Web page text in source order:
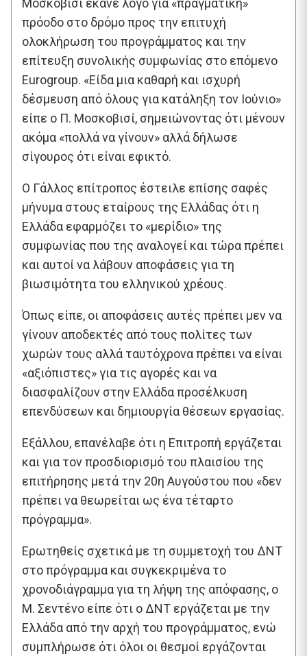
Μοσκοβισί έκανε λόγο για «πραγματική»
πρόοδο στο δρόμο προς την επιτυχή
ολοκλήρωση του προγράμματος και την
επίτευξη συνολικής συμφωνίας στο επόμενο
Eurogroup. «Είδα μια καθαρή και ισχυρή
δέσμευση από όλους για κατάληξη τον Ιούνιο»
είπε ο Π. Μοσκοβισί, σημειώνοντας ότι μένουν
ακόμα «πολλά να γίνουν» αλλά δήλωσε
σίγουρος ότι είναι εφικτό.
Ο Γάλλος επίτροπος έστειλε επίσης σαφές
μήνυμα στους εταίρους της Ελλάδας ότι η
Ελλάδα εφαρμόζει το «μερίδιο» της
συμφωνίας που της αναλογεί και τώρα πρέπει
και αυτοί να λάβουν αποφάσεις για τη
βιωσιμότητα του ελληνικού χρέους.
Όπως είπε, οι αποφάσεις αυτές πρέπει μεν να
γίνουν αποδεκτές από τους πολίτες των
χωρών τους αλλά ταυτόχρονα πρέπει να είναι
«αξιόπιστες» για τις αγορές και να
διασφαλίζουν στην Ελλάδα προσέλκυση
επενδύσεων και δημιουργία θέσεων εργασίας.
Εξάλλου, επανέλαβε ότι η Επιτροπή εργάζεται
και για τον προσδιορισμό του πλαισίου της
επιτήρησης μετά την 20η Αυγούστου που «δεν
πρέπει να θεωρείται ως ένα τέταρτο
πρόγραμμα».
Ερωτηθείς σχετικά με τη συμμετοχή του ΔΝΤ
στο πρόγραμμα και συγκεκριμένα το
χρονοδιάγραμμα για τη λήψη της απόφασης, ο
Μ. Σεντένο είπε ότι o ΔΝΤ εργάζεται με την
Ελλάδα από την αρχή του προγράμματος, ενώ
συμπλήρωσε ότι όλοι οι θεσμοί εργάζονται